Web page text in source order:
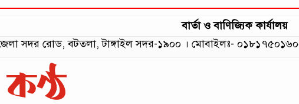
বার্তা ও বাণিজ্যিক কার্যালয়
জেলা সদর রোড, বটতলা, টাঙ্গাইল সদর-১৯০০ । মোবাইলঃ-